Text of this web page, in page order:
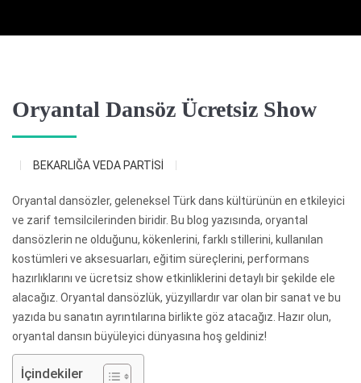
Oryantal Dansöz Ücretsiz Show
BEKARLIĞA VEDA PARTİSİ
Oryantal dansözler, geleneksel Türk dans kültürünün en etkileyici
ve zarif temsilcilerinden biridir. Bu blog yazısında, oryantal
dansözlerin ne olduğunu, kökenlerini, farklı stillerini, kullanılan
kostümleri ve aksesuarları, eğitim süreçlerini, performans
hazırlıklarını ve ücretsiz show etkinliklerini detaylı bir şekilde ele
alacağız. Oryantal dansözlük, yüzyıllardır var olan bir sanat ve bu
yazıda bu sanatın ayrıntılarına birlikte göz atacağız. Hazır olun,
oryantal dansın büyüleyici dünyasına hoş geldiniz!
İçindekiler